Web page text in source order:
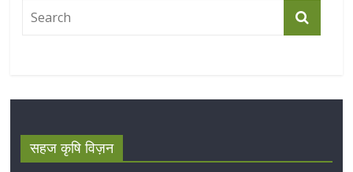
सहज कृषि विज़न